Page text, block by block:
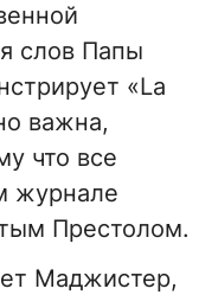
слов Папы
«La
важна,
что все
журнале
Престолом.
Маджистер,